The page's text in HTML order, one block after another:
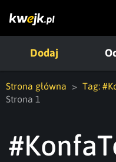
Dodaj
Strona główna
Tag:
Strona 1